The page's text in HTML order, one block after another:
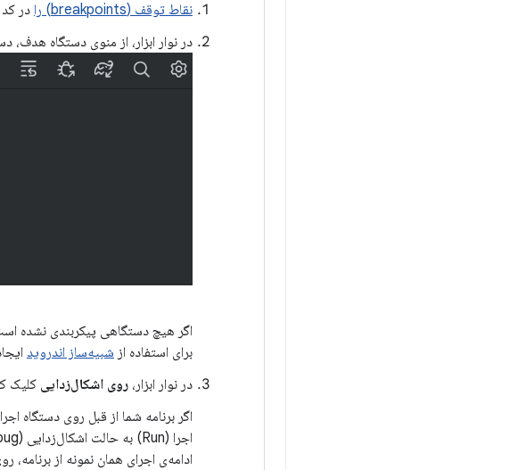
نقاط توقف (breakpoints) را
در
در نوار ابزار، از منوی دستگاه هدف،
اگر هیچ دستگاهی پیکربندی نشده
برای استفاده از شبیه‌ساز اندروید
در نوار ابزار، روی اشکال‌زدایی کلیک
اگر برنامه شما از قبل روی دستگاه
ادامه‌ی اجرای همان نمونه از برنامه،